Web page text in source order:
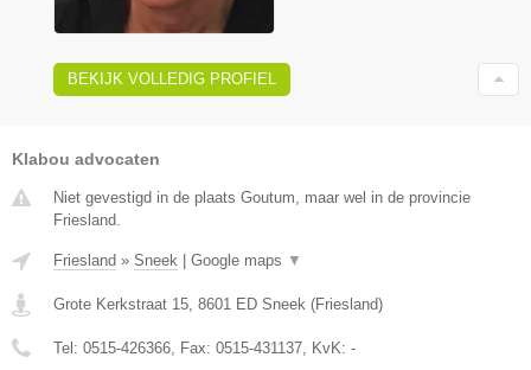
BEKIJK VOLLEDIG PROFIEL
Klabou advocaten
Niet gevestigd in de plaats Goutum, maar wel in de provincie
Friesland.
Friesland » Sneek Google maps ▼
Grote Kerkstraat 15, 8601 ED Sneek (Friesland)
Tel: 0515-426366, Fax: 0515-431137, KvK: -